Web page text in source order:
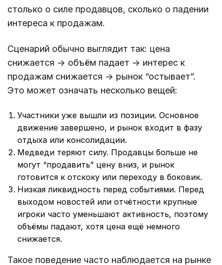
столько о силе продавцов, сколько о падении
интереса к продажам.
Сценарий обычно выглядит так: цена
снижается → объём падает → интерес к
продажам снижается → рынок “остывает”.
Это может означать несколько вещей:
Участники уже вышли из позиции. Основное
движение завершено, и рынок входит в фазу
отдыха или консолидации.
Медведи теряют силу. Продавцы больше не
могут “продавить” цену вниз, и рынок
готовится к отскоку или переходу в боковик.
Низкая ликвидность перед событиями. Перед
выходом новостей или отчётности крупные
игроки часто уменьшают активность, поэтому
объёмы падают, хотя цена ещё немного
снижается.
Такое поведение часто наблюдается на рынке